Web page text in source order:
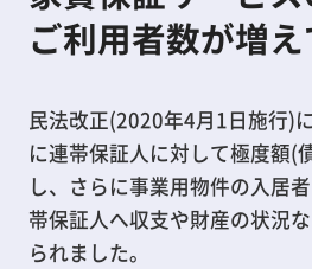
ご利用者数が増え
民法改正(2020年4月1日施行)
に連帯保証人に対して極度額(
し、さらに事業用物件の入居
帯保証人へ収支や財産の状況
られました。